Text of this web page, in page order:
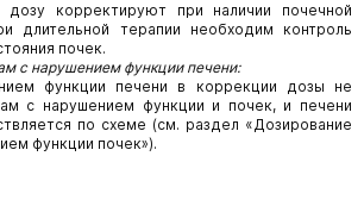
дозу корректируют при наличии почечной
длительной терапии необходим контроль
почек.
с нарушением функции печени:
функции печени в коррекции дозы не
с нарушением функции и почек, и печени
по схеме (см. раздел «Дозирование
функции почек»).